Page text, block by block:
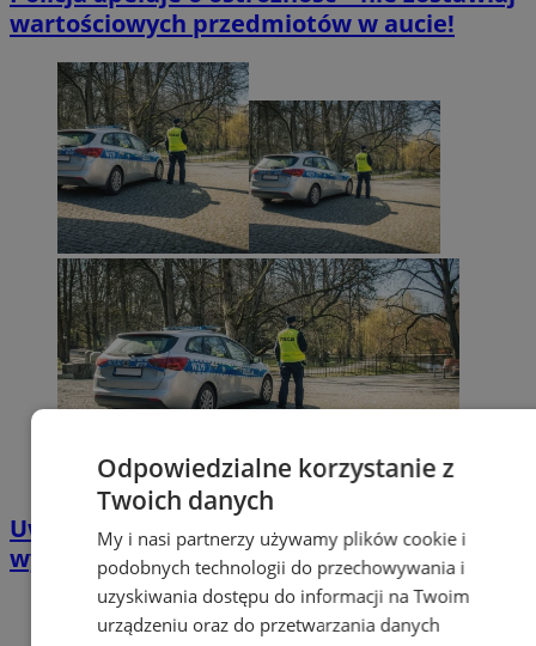
wartościowych przedmiotów w aucie!
Uwaga, oszuści w akcji! Mandaty to próba
wyłudzenia pieniędzy
Odpowiedzialne korzystanie z
Twoich danych
My i nasi partnerzy używamy plików cookie i
podobnych technologii do przechowywania i
uzyskiwania dostępu do informacji na Twoim
urządzeniu oraz do przetwarzania danych